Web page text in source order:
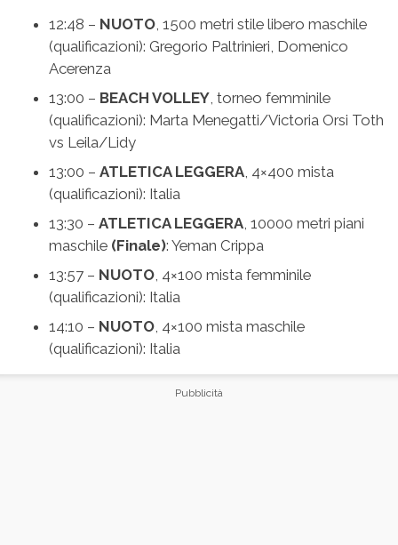
12:48 – NUOTO, 1500 metri stile libero maschile
(qualificazioni): Gregorio Paltrinieri, Domenico
Acerenza
13:00 – BEACH VOLLEY, torneo femminile
(qualificazioni): Marta Menegatti/Victoria Orsi Toth
vs Leila/Lidy
13:00 – ATLETICA LEGGERA, 4×400 mista
(qualificazioni): Italia
13:30 – ATLETICA LEGGERA, 10000 metri piani
maschile (Finale): Yeman Crippa
13:57 – NUOTO, 4×100 mista femminile
(qualificazioni): Italia
14:10 – NUOTO, 4×100 mista maschile
(qualificazioni): Italia